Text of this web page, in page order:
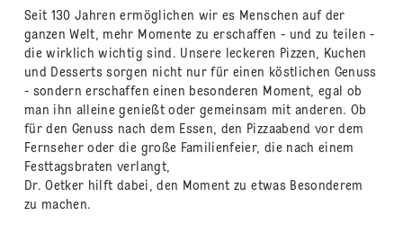
Seit 130 Jahren ermöglichen wir es Menschen auf der
ganzen Welt, mehr Momente zu erschaffen - und zu teilen -
die wirklich wichtig sind. Unsere leckeren Pizzen, Kuchen
und Desserts sorgen nicht nur für einen köstlichen Genuss
- sondern erschaffen einen besonderen Moment, egal ob
man ihn alleine genießt oder gemeinsam mit anderen. Ob
für den Genuss nach dem Essen, den Pizzaabend vor dem
Fernseher oder die große Familienfeier, die nach einem
Festtagsbraten verlangt,
Dr. Oetker hilft dabei, den Moment zu etwas Besonderem
zu machen.